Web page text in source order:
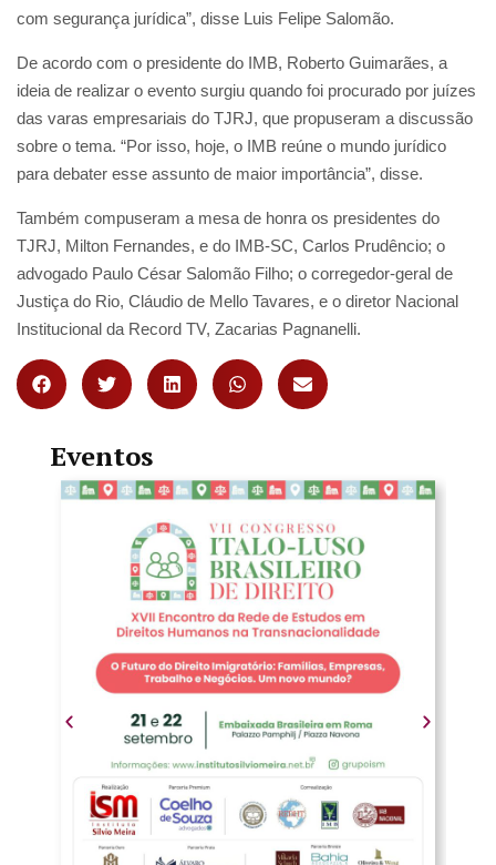
com segurança jurídica”, disse Luis Felipe Salomão.
De acordo com o presidente do IMB, Roberto Guimarães, a
ideia de realizar o evento surgiu quando foi procurado por juízes
das varas empresariais do TJRJ, que propuseram a discussão
sobre o tema. “Por isso, hoje, o IMB reúne o mundo jurídico
para debater esse assunto de maior importância”, disse.
Também compuseram a mesa de honra os presidentes do
TJRJ, Milton Fernandes, e do IMB-SC, Carlos Prudêncio; o
advogado Paulo César Salomão Filho; o corregedor-geral de
Justiça do Rio, Cláudio de Mello Tavares, e o diretor Nacional
Institucional da Record TV, Zacarias Pagnanelli.
Eventos